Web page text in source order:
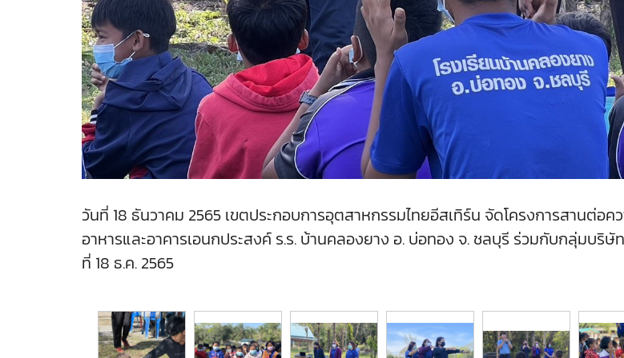
วันที่ 18 ธันวาคม 2565 เขตประกอบการอุตสาหกรรมไทยอีสเทิร์น จัดโครงการสานต่อ
อาหารและอาคารเอนกประสงค์ ร.ร. บ้านคลองยาง อ. บ่อทอง จ. ชลบุรี ร่วมกับกลุ่มบริ
ที่ 18 ธ.ค. 2565